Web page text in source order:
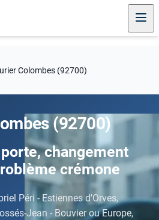
Colombes (92700)
(92700)
changement
crémone
Péri - Estiennes d'Orves,
Jean - Bouvier ou Europe,